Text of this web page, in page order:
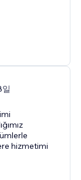
hizmetimi